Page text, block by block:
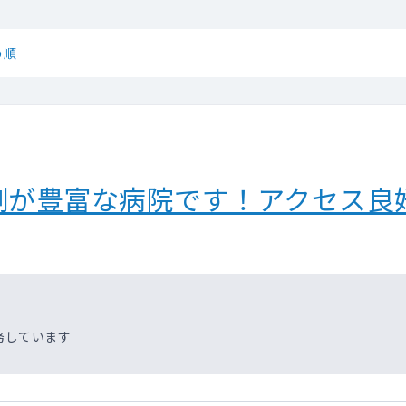
順
豊富な病院です！アクセス良
しています